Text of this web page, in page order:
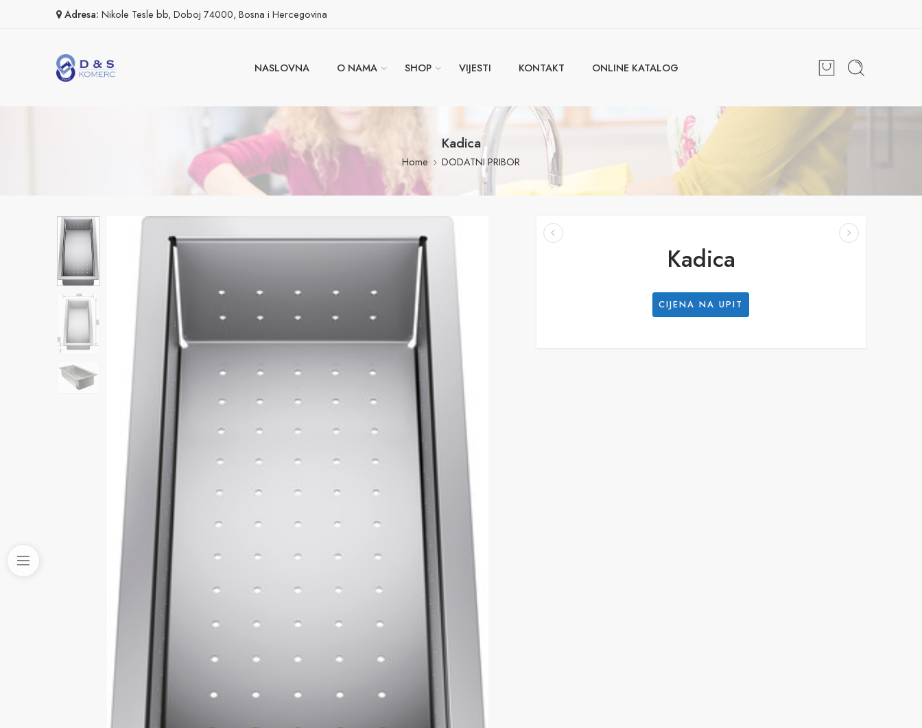
Adresa: Nikole Tesle bb, Doboj 74000, Bosna i Hercegovina
NASLOVNA O NAMA SHOP VIJESTI KONTAKT ONLINE KATALOG
Kadica
Home DODATNI PRIBOR
Kadica
CIJENA NA UPIT